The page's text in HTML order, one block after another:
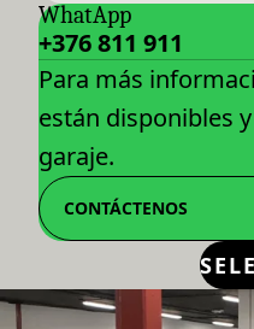
WhatApp
+376 811 911
Para más
están disponibles
garaje.
CONTÁCTENOS